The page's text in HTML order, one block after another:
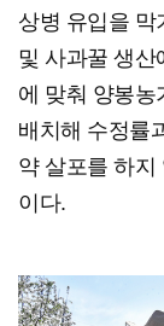
상병 유입을 막
및 사과꿀 생산
에 맞춰 양봉농
배치해 수정률
약 살포를 하지
이다.